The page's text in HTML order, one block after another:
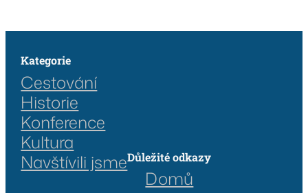
Kategorie
Cestování
Historie
Konference
Kultura
Navštívili jsmeDůležité odkazy
Domů